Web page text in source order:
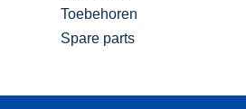
Toebehoren
Spare parts